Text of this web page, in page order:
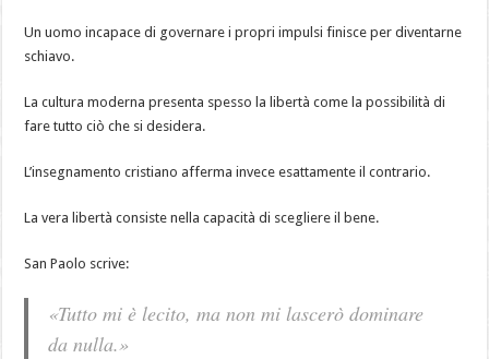
Un uomo incapace di governare i propri impulsi finisce per diventarne
schiavo.
La cultura moderna presenta spesso la libertà come la possibilità di
fare tutto ciò che si desidera.
L’insegnamento cristiano afferma invece esattamente il contrario.
La vera libertà consiste nella capacità di scegliere il bene.
San Paolo scrive:
«Tutto mi è lecito, ma non mi lascerò dominare
da nulla.»